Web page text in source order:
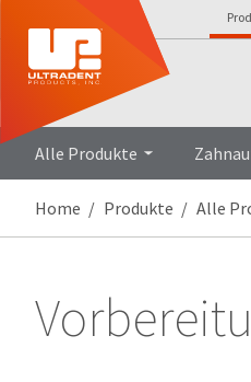
Alle Produkte
Home Produkte Alle